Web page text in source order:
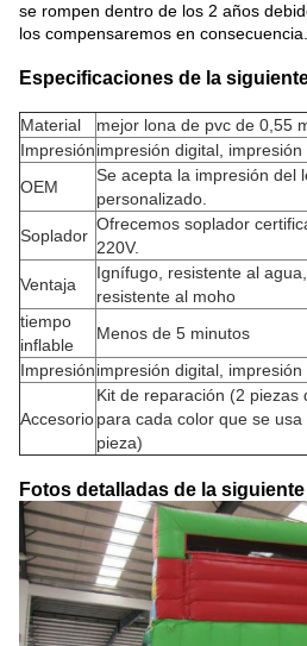
se rompen dentro de los 2 años
los compensaremos en consecuencia.
Especificaciones de la
Material
mejor lona de pvc de 0,55
Impresiónimpresión digital,
OEM
Se acepta la impresión del
personalizado.
Soplador
Ofrecemos soplador
220V.
Ventaja
Ignífugo, resistente al
resistente al moho
tiempo
inflable
Menos de 5 minutos
Impresiónimpresión digital,
Accesorio
Kit de reparación (2 piezas
para cada color que se
pieza)
Fotos detalladas de la